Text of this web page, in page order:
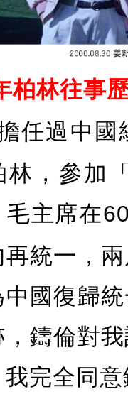
柏林往事
任過中
林，參加
主席在
再統一，
國復歸
鑄倫對
完全同